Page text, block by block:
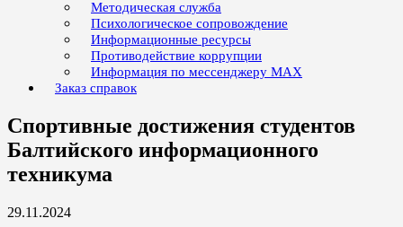
Методическая служба
Психологическое сопровождение
Информационные ресурсы
Противодействие коррупции
Информация по мессенджеру MAX
Заказ справок
Спортивные достижения студентов
Балтийского информационного
техникума
29.11.2024